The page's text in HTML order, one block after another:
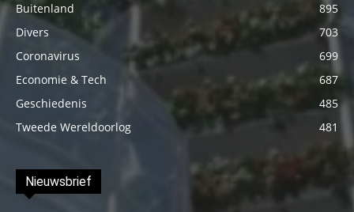
Buitenland
895
Divers
703
Coronavirus
699
Economie & Tech
687
Geschiedenis
485
Tweede Wereldoorlog
481
Nieuwsbrief